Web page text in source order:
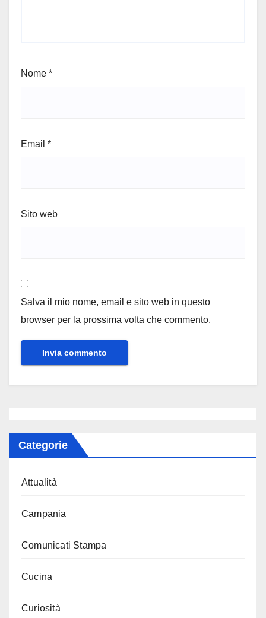
Nome *
Email *
Sito web
Salva il mio nome, email e sito web in questo
browser per la prossima volta che commento.
Categorie
Attualità
Campania
Comunicati Stampa
Cucina
Curiosità